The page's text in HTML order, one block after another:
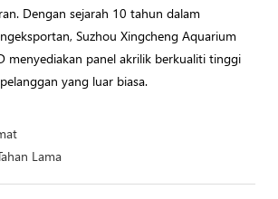
Dengan sejarah 10 tahun dalam
Suzhou Xingcheng Aquarium
menyediakan panel akrilik berkualiti tinggi
yang luar biasa.
Lama